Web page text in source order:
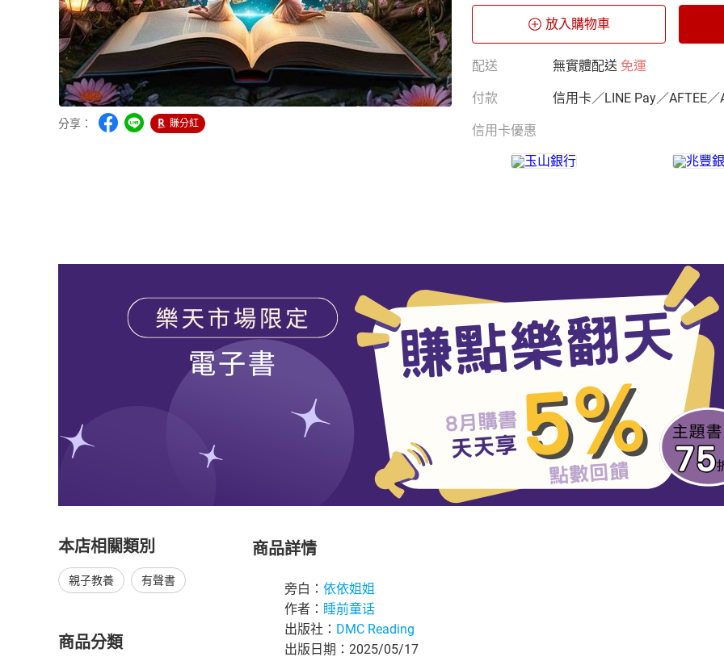
分享： 賺分紅
放入購物車
配送 無實體配送 免運
付款 信用卡／LINE Pay／AFTEE／
信用卡優惠
本店相關類別
親子教養 有聲書
商品分類
商品詳情
旁白： 依依姐姐
作者： 睡前童话
出版社： DMC Reading
出版日期：2025/05/17